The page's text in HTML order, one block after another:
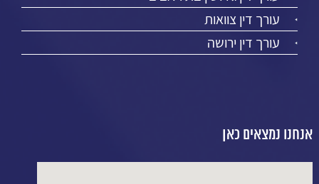
עורך דין צוואות
עורך דין ירושה
אנחנו נמצאים כאן